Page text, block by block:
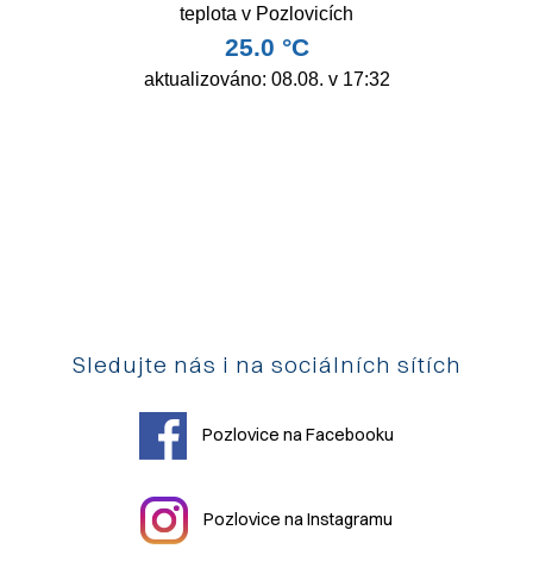
Sledujte nás i na sociálních sítích
Pozlovice na Facebooku
Pozlovice na Instagramu